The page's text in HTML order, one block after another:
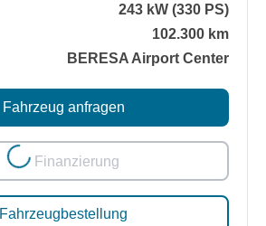
243 kW (330 PS)
102.300 km
BERESA Airport Center
Fahrzeug anfragen
Loading...
Finanzierung
Fahrzeugbestellung